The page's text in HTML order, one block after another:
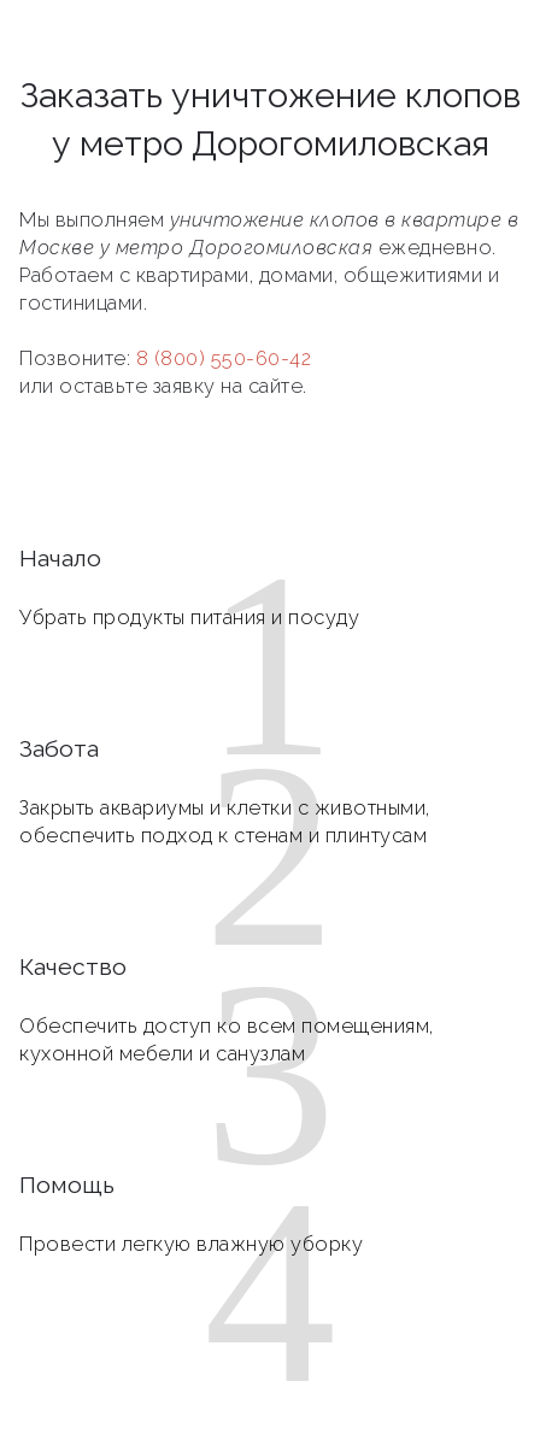
Заказать уничтожение клопов
у метро Дорогомиловская
Мы выполняем уничтожение клопов в квартире в
Москве у метро Дорогомиловская ежедневно.
Работаем с квартирами, домами, общежитиями и
гостиницами.
Позвоните: 8 (800) 550-60-42
или оставьте заявку на сайте.
1
Начало
Убрать продукты питания и посуду
2
Забота
Закрыть аквариумы и клетки с животными,
обеспечить подход к стенам и плинтусам
3
Качество
Обеспечить доступ ко всем помещениям,
кухонной мебели и санузлам
4
Помощь
Провести легкую влажную уборку